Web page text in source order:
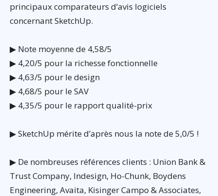
principaux comparateurs d’avis logiciels
concernant SketchUp.
▶ Note moyenne de 4,58/5
▶ 4,20/5 pour la richesse fonctionnelle
▶ 4,63/5 pour le design
▶ 4,68/5 pour le SAV
▶ 4,35/5 pour le rapport qualité-prix
▶ SketchUp mérite d’après nous la note de 5,0/5 !
▶ De nombreuses références clients : Union Bank &
Trust Company, Indesign, Ho-Chunk, Boydens
Engineering, Avaita, Kisinger Campo & Associates,